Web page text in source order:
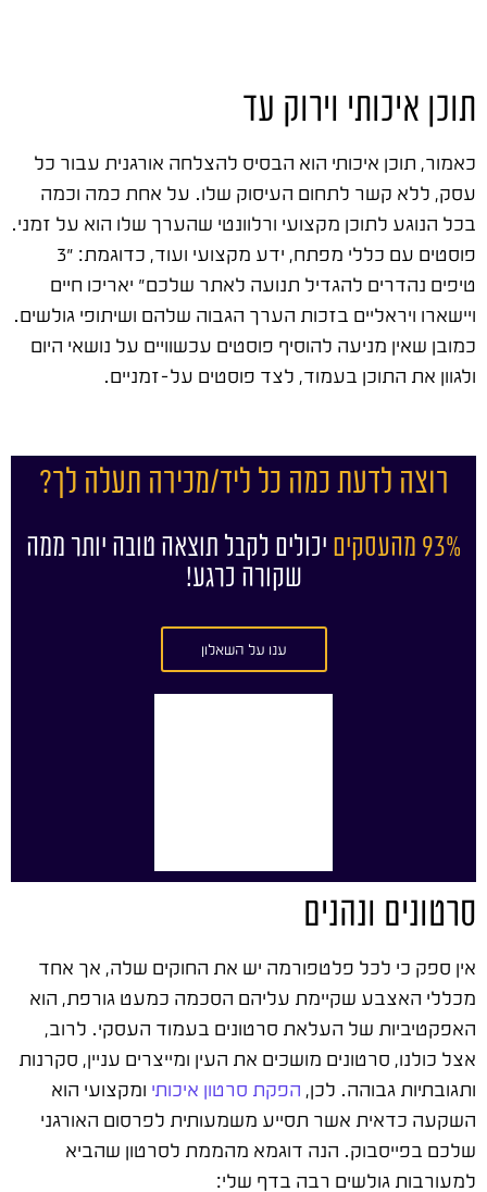
תוכן איכותי וירוק עד
כאמור, תוכן איכותי הוא הבסיס להצלחה אורגנית עבור כל
עסק, ללא קשר לתחום העיסוק שלו. על אחת כמה וכמה
בכל הנוגע לתוכן מקצועי ורלוונטי שהערך שלו הוא על זמני.
פוסטים עם כללי מפתח, ידע מקצועי ועוד, כדוגמת: "3
טיפים נהדרים להגדיל תנועה לאתר שלכם" יאריכו חיים
ויישארו ויראליים בזכות הערך הגבוה שלהם ושיתופי גולשים.
כמובן שאין מניעה להוסיף פוסטים עכשוויים על נושאי היום
ולגוון את התוכן בעמוד, לצד פוסטים על-זמניים.
רוצה לדעת כמה כל ליד/מכירה תעלה לך?
93% מהעסקים
יכולים לקבל תוצאה טובה יותר ממה
שקורה כרגע!
ענו על השאלון
סרטונים ונהנים
אין ספק כי לכל פלטפורמה יש את החוקים שלה, אך אחד
מכללי האצבע שקיימת עליהם הסכמה כמעט גורפת, הוא
האפקטיביות של העלאת סרטונים בעמוד העסקי. לרוב,
אצל כולנו, סרטונים מושכים את העין ומייצרים עניין, סקרנות
ותגובתיות גבוהה. לכן, הפקת סרטון איכותי ומקצועי הוא
השקעה כדאית אשר תסייע משמעותית לפרסום האורגני
שלכם בפייסבוק. הנה דוגמא מהממת לסרטון שהביא
למעורבות גולשים רבה בדף שלי: